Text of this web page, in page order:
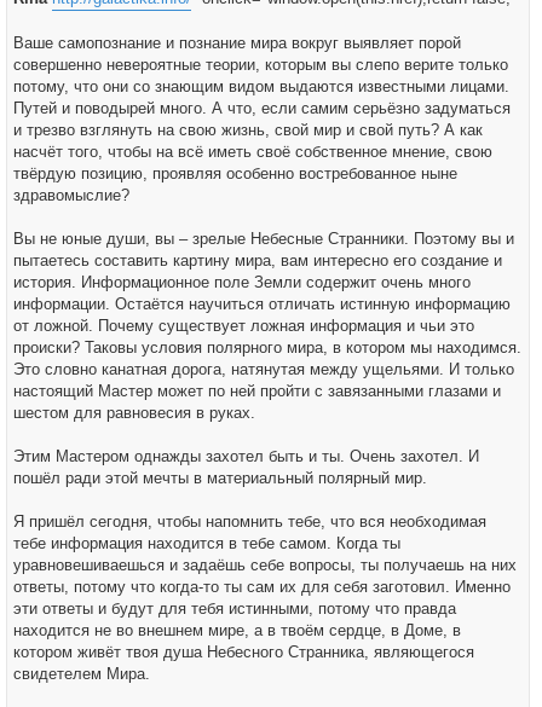
н
Ваше самопознание и познание мира вокруг выявляет порой
совершенно невероятные теории, которым вы слепо верите только
потому, что они со знающим видом выдаются известными лицами.
Путей и поводырей много. А что, если самим серьёзно задуматься
и трезво взглянуть на свою жизнь, свой мир и свой путь? А как
насчёт того, чтобы на всё иметь своё собственное мнение, свою
твёрдую позицию, проявляя особенно востребованное ныне
здравомыслие?
Вы не юные души, вы – зрелые Небесные Странники. Поэтому вы и
пытаетесь составить картину мира, вам интересно его создание и
история. Информационное поле Земли содержит очень много
информации. Остаётся научиться отличать истинную информацию
от ложной. Почему существует ложная информация и чьи это
происки? Таковы условия полярного мира, в котором мы находимся.
Это словно канатная дорога, натянутая между ущельями. И только
настоящий Мастер может по ней пройти с завязанными глазами и
шестом для равновесия в руках.
Этим Мастером однажды захотел быть и ты. Очень захотел. И
пошёл ради этой мечты в материальный полярный мир.
Я пришёл сегодня, чтобы напомнить тебе, что вся необходимая
тебе информация находится в тебе самом. Когда ты
уравновешиваешься и задаёшь себе вопросы, ты получаешь на них
ответы, потому что когда-то ты сам их для себя заготовил. Именно
эти ответы и будут для тебя истинными, потому что правда
находится не во внешнем мире, а в твоём сердце, в Доме, в
котором живёт твоя душа Небесного Странника, являющегося
свидетелем Мира.